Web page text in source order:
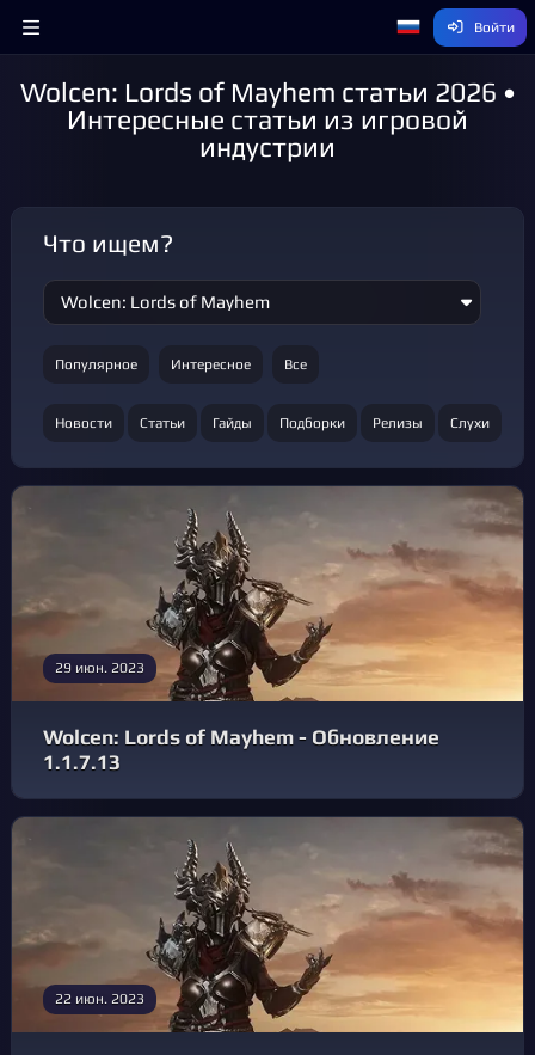
Войти
Wolcen: Lords of Mayhem статьи 2026 •
Интересные статьи из игровой
индустрии
Что ищем?
Популярное Интересное Все
Новости Статьи Гайды Подборки Релизы Слухи
29 июн. 2023
Wolcen: Lords of Mayhem - Обновление
1.1.7.13
22 июн. 2023